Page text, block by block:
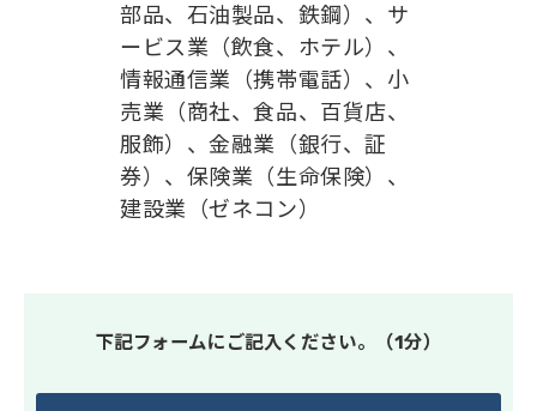
部品、石油製品、鉄鋼）、サ
ービス業（飲食、ホテル）、
情報通信業（携帯電話）、小
売業（商社、食品、百貨店、
服飾）、金融業（銀行、証
券）、保険業（生命保険）、
建設業（ゼネコン）
下記フォームにご記入ください。（1分）